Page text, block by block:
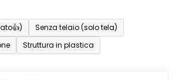
Senza telaio (solo tela)
Struttura in plastica